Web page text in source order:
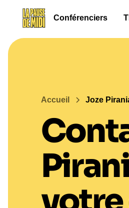
Conférenciers
Accueil Joze